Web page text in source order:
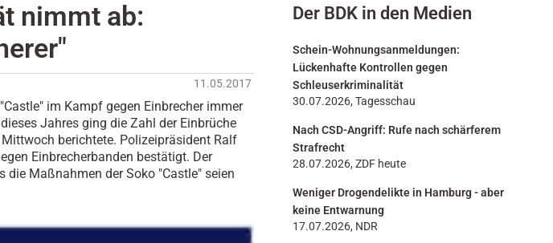
ce
nimmt ab:
11.05.2017
im Kampf gegen Einbrecher immer
Jahres ging die Zahl der Einbrüche
berichtete. Polizeipräsident Ralf
Einbrecherbanden bestätigt. Der
die Maßnahmen der Soko "Castle" seien
Der BDK in den Medien
Schein-Wohnungsanmeldungen:
Lückenhafte Kontrollen gegen
Schleuserkriminalität
30.07.2026, Tagesschau
Nach CSD-Angriff: Rufe nach schärferem
Strafrecht
28.07.2026, ZDF heute
Weniger Drogendelikte in Hamburg - aber
keine Entwarnung
17.07.2026, NDR